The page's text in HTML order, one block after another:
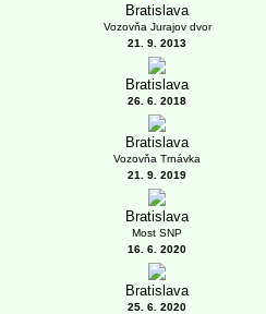
Bratislava
Vozovňa Jurajov dvor
21. 9. 2013
Bratislava
26. 6. 2018
Bratislava
Vozovňa Trnávka
21. 9. 2019
Bratislava
Most SNP
16. 6. 2020
Bratislava
25. 6. 2020